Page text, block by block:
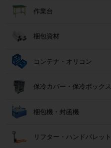
作業台
梱包資材
コンテナ・オリコン
保冷カバー・保冷ボックス
梱包機・封函機
リフター・ハンドパレット